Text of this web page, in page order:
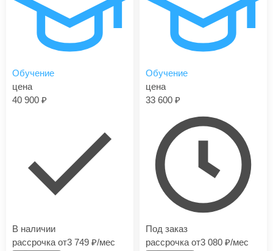
Обучение
цена
40 900
В наличии
рассрочка от3 749 /мес
Обучение
цена
33 600
Под заказ
рассрочка от3 080 /мес